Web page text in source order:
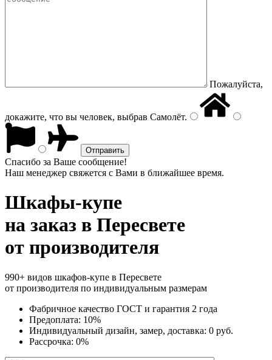
Пожалуйста,
докажите, что вы человек, выбрав Самолёт.
Спасибо за Ваше сообщение!
Наш менеджер свяжется с Вами в ближайшее время.
Шкафы-купе
на заказ в Пересвете
от производителя
990+ видов шкафов-купе в Пересвете
от производителя по индивидуальным размерам
Фабричное качество ГОСТ и гарантия 2 года
Предоплата: 10%
Индивидуальный дизайн, замер, доставка: 0 руб.
Рассрочка: 0%